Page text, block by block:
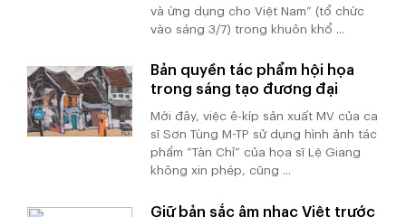
và ứng dụng cho Việt Nam” (tổ chức
vào sáng 3/7) trong khuôn khổ ...
Bản quyền tác phẩm hội họa
trong sáng tạo đương đại
Mới đây, việc ê-kíp sản xuất MV của ca
sĩ Sơn Tùng M-TP sử dụng hình ảnh tác
phẩm “Tàn Chỉ” của họa sĩ Lệ Giang
không xin phép, cũng ...
Giữ bản sắc âm nhạc Việt trước